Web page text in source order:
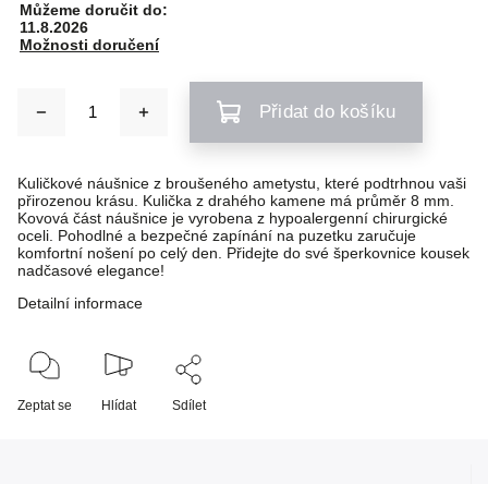
Můžeme doručit do:
11.8.2026
Možnosti doručení
Přidat do košíku
Kuličkové náušnice z broušeného ametystu, které podtrhnou vaši
přirozenou krásu. Kulička z drahého kamene má průměr 8 mm.
Kovová část náušnice je vyrobena z hypoalergenní chirurgické
oceli. Pohodlné a bezpečné zapínání na puzetku zaručuje
komfortní nošení po celý den. Přidejte do své šperkovnice kousek
nadčasové elegance!
Detailní informace
Zeptat se Hlídat Sdílet